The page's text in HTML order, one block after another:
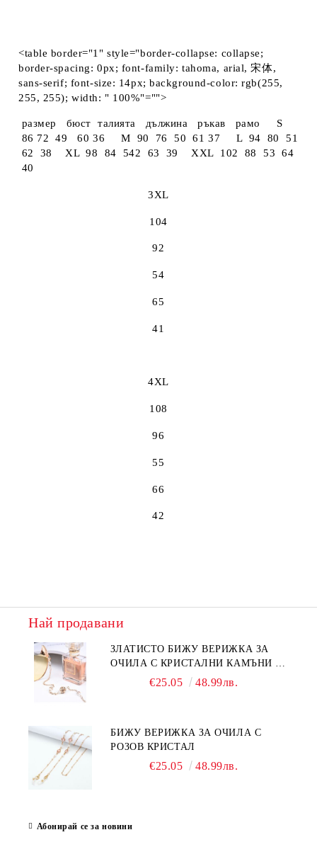
<table border="1" style="border-collapse: collapse;
border-spacing: 0px; font-family: tahoma, arial, 宋体,
sans-serif; font-size: 14px; background-color: rgb(255,
255, 255); width: " 100%"="">
размер бюст талията дължина ръкав рамо S
86 72 49 60 36 M 90 76 50 61 37 L 94 80 51
62 38 XL 98 84 542 63 39 XXL 102 88 53 64
40
3XL
104
92
54
65
41
4XL
108
96
55
66
42
Най продавани
ЗЛАТИСТО БИЖУ ВЕРИЖКА ЗА
ОЧИЛА С КРИСТАЛНИ КАМЪНИ И
€25.05 48.99лв.
БИЖУ ВЕРИЖКА ЗА ОЧИЛА С
РОЗОВ КРИСТАЛ
€25.05 48.99лв.
Абонирай се за новини